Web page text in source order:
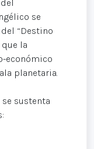
se
“Destino
la
económico
planetaria.
se sustenta